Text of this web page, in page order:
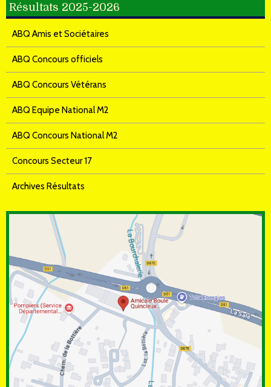
Résultats 2025-2026
ABQ Amis et Sociétaires
ABQ Concours officiels
ABQ Concours Vétérans
ABQ Equipe National M2
ABQ Concours National M2
Concours Secteur 17
Archives Résultats